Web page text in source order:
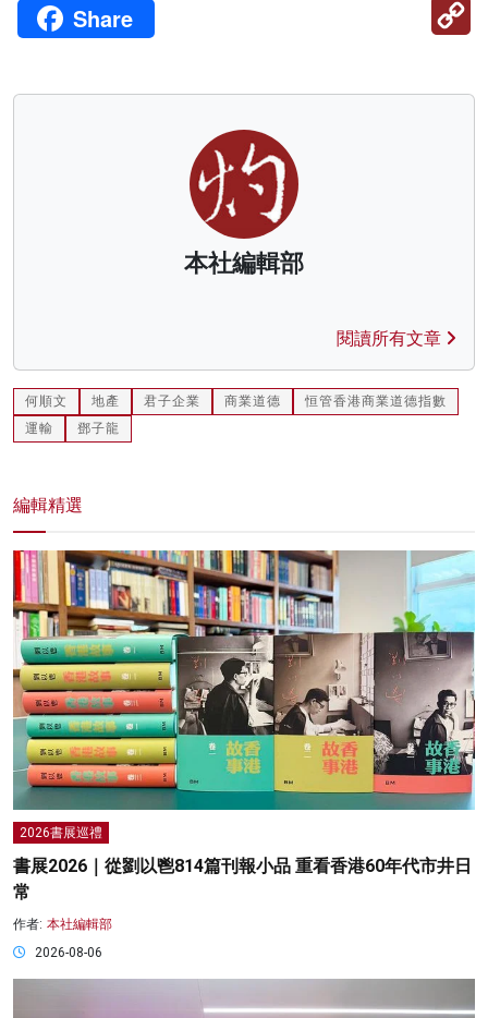
Share
本社編輯部
閱讀所有文章
何順文 地產 君子企業 商業道德
恒管香港商業道德指數
運輸
鄧子龍
編輯精選
2026書展巡禮
書展2026｜從劉以鬯814篇刊報小品 重看香港60年代市井日
常
作者: 本社編輯部
2026-08-06